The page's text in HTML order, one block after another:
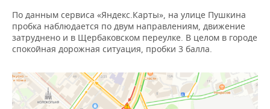
ОТКРЫТАЯ ЛЕКЦИЯ
БАСКЕТБОЛ
ВОЛЕЙБОЛ
КИБЕРСПОРТ
ФИГУРНОЕ КАТАНИЕ
ИНФРАСТРУКТУРА
ИСТОРИЯ
КУЛЬТУРА
МЕДИЦИНА
СПРАВОЧНИК
СПИСОК ПЕРСОН
СПИСОК КОМПАНИЙ
ПОЛНАЯ ВЕРСИЯ
По данным сервиса «Яндекс.Карты», на улице Пушкина
пробка наблюдается по двум направлениям, движение
затруднено и в Щербаковском переулке. В целом в городе
спокойная дорожная ситуация, пробки 3 балла.